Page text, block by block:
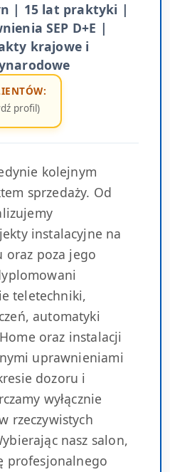
| 15 lat praktyki |
SEP D+E |
krajowe i
profil)
kolejnym
sprzedaży. Od
instalacyjne na
oraz poza jego
teletechniki,
automatyki
oraz instalacji
uprawnieniami
dozoru i
wyłącznie
rzeczywistych
nasz salon,
profesjonalnego